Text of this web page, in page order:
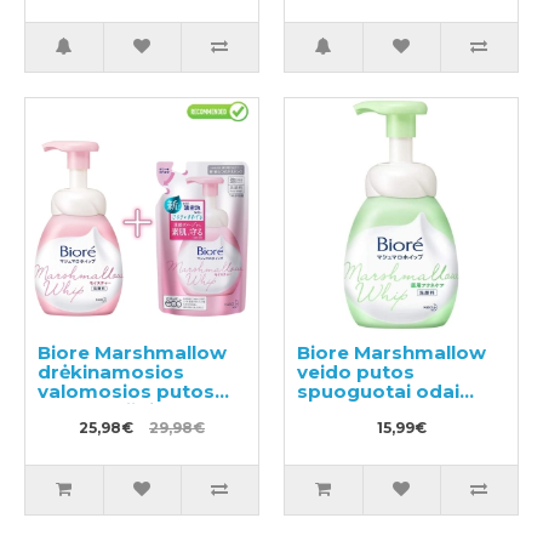
kvapas 370ml +
užpildas 320ml
Biore Marshmallow
drėkinamosios
valomosios putos
150ml + užpildas
130ml25,98€ 29,98€
Biore Marshmallow
veido putos
spuoguotai odai
15,99€